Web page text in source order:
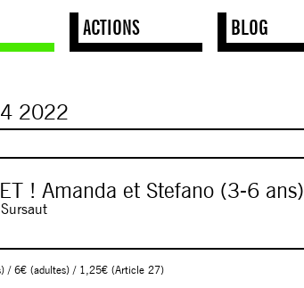
ACTIONS BLOG
2022
! Amanda et Stefano (3-6 ans)
/ 6€ (adultes) / 1,25€ (Article 27)